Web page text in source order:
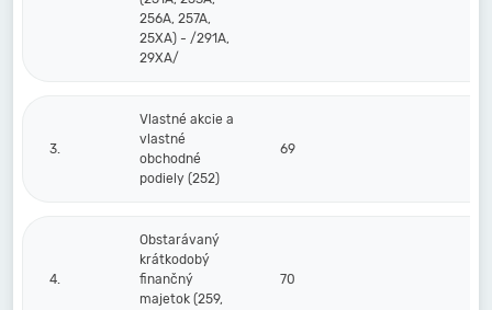
256A, 257A,
25XA) - /291A,
29XA/
3.
Vlastné akcie a
vlastné
obchodné
podiely (252)
69
4.
Obstarávaný
krátkodobý
finančný
majetok (259,
70